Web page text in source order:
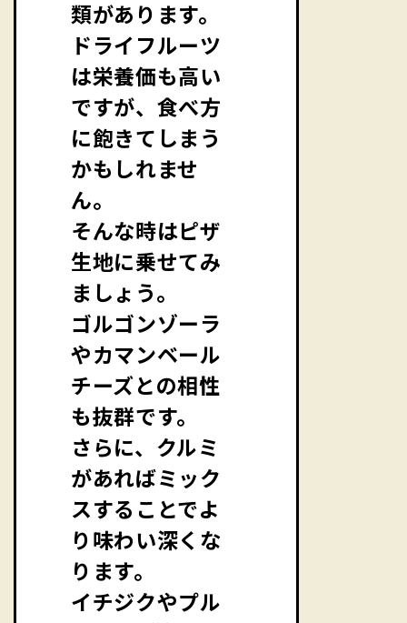
類があります。
ドライフルーツ
は栄養価も高い
ですが、食べ方
に飽きてしまう
かもしれませ
ん。
そんな時はピザ
生地に乗せてみ
ましょう。
ゴルゴンゾーラ
やカマンベール
チーズとの相性
も抜群です。
さらに、クルミ
があればミック
スすることでよ
り味わい深くな
ります。
イチジクやプル